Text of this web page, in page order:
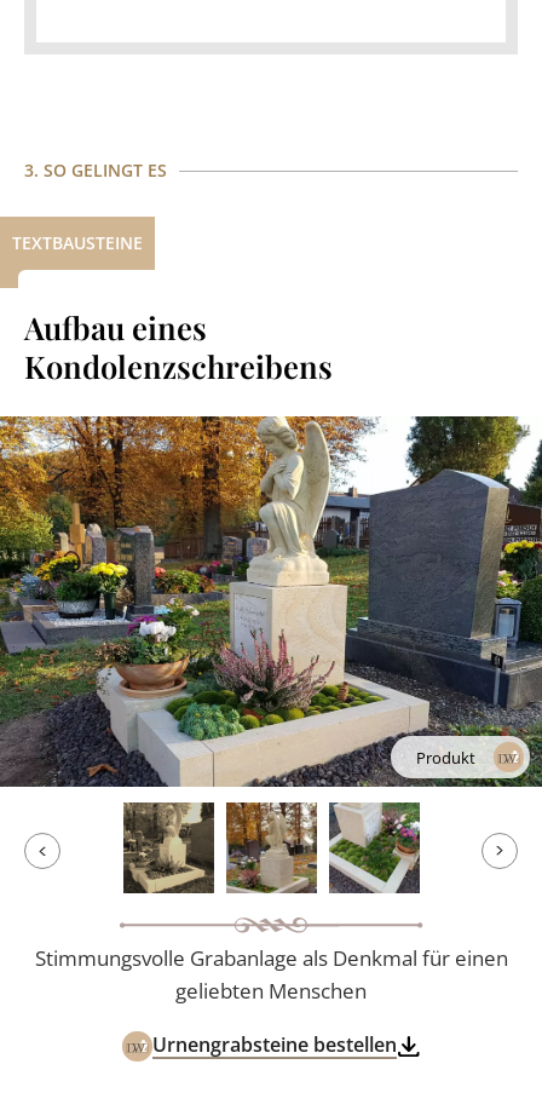
3. SO GELINGT ES
TEXTBAUSTEINE
Aufbau eines
Kondolenzschreibens
Produkt
Stimmungsvolle Grabanlage als Denkmal für einen
geliebten Menschen
Urnengrabsteine bestellen